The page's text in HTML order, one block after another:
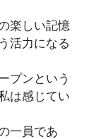
楽しい記憶
活力になる
プンという
は感じてい
一員であ